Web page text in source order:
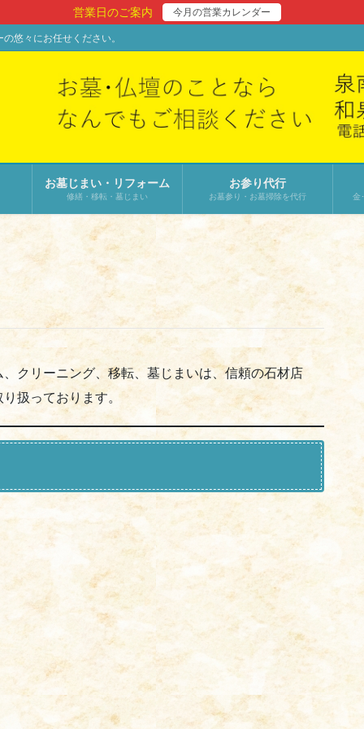
営業日のご案内 今月の営業カレンダー
悠々にお任せください。
お墓じまい・リフォーム
修繕・移転・墓じまい
お参り代行
お墓参り・お墓掃除を代行 金
クリーニング、移転、墓じまいは、信頼の石材店
扱っております。